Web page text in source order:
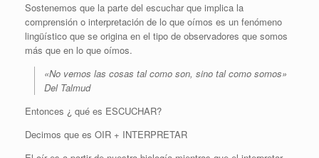
Sostenemos que la parte del escuchar que implica la
comprensión o interpretación de lo que oímos es un fenómeno
lingüístico que se origina en el tipo de observadores que somos
más que en lo que oímos.
«No vemos las cosas tal como son, sino tal como somos»
Del Talmud
Entonces ¿ qué es ESCUCHAR?
Decimos que es OIR + INTERPRETAR